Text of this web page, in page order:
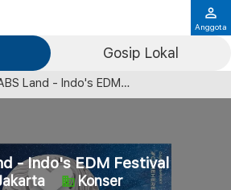
Gosip Lokal
Anggota
Land - Indo's EDM Festival
- Indo's EDM Festival
Konser